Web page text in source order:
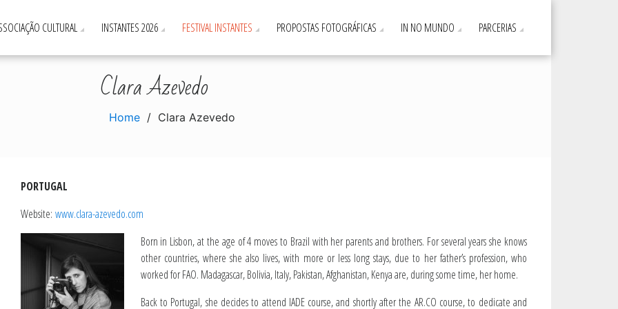
CULTURAL INSTANTES 2026 FESTIVAL INSTANTES PROPOSTAS FOTOGRÁFICAS IN NO MUNDO PARCERIAS
Clara Azevedo
Home Clara Azevedo
PORTUGAL
Website: www.clara-azevedo.com
Born in Lisbon, at the age of 4 moves to Brazil with her parents and brothers. For several years she knows
other countries, where she also lives, with more or less long stays, due to her father’s profession, who
worked for FAO. Madagascar, Bolivia, Italy, Pakistan, Afghanistan, Kenya are, during some time, her home.
Back to Portugal, she decides to attend IADE course, and shortly after the AR.CO course, to dedicate and